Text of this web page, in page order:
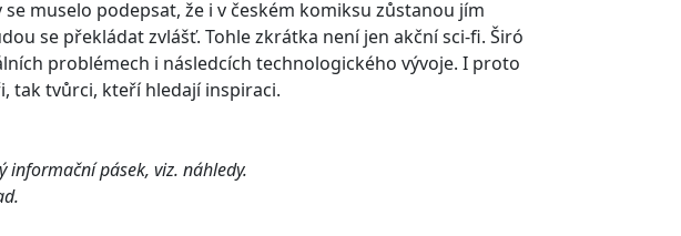
muselo podepsat, že i v českém komiksu zůstanou jím
se překládat zvlášť. Tohle zkrátka není jen akční sci-fi. Širó
problémech i následcích technologického vývoje. I proto
tak tvůrci, kteří hledají inspiraci.
informační pásek, viz. náhledy.